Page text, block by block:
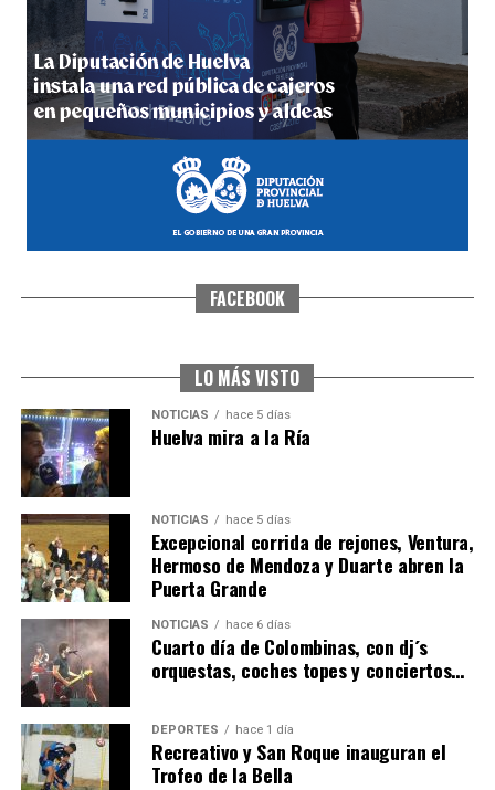
4º DÍA DE LAS FIESTAS COLOMBINAS 2026
hace 6 días·Huelvatv
SEXTA CORRIDA DE LAS FIESTAS COLOMBINAS
6º DÍA DE LAS FIESTAS COLOMBINAS 2026
hace 4 días Huelvatv
FACEBOOK
LO MÁS VISTO
NOTICIAS hace 5 días
Huelva mira a la Ría
NOTICIAS hace 5 días
Excepcional corrida de rejones, Ventura,
Hermoso de Mendoza y Duarte abren la
Puerta Grande
NOTICIAS hace 6 días
Cuarto día de Colombinas, con dj´s
orquestas, coches topes y conciertos…
DEPORTES hace 1 día
Recreativo y San Roque inauguran el
Trofeo de la Bella